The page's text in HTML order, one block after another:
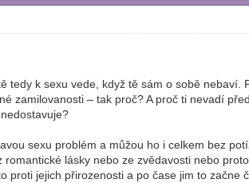
tedy k sexu vede, když tě sám o sobě nebaví.
zamilovanosti – tak proč? A proč ti nevadí
sexu problém a můžou ho i celkem bez
lásky nebo ze zvědavosti nebo
proti jejich přirozenosti a po čase jim to začne